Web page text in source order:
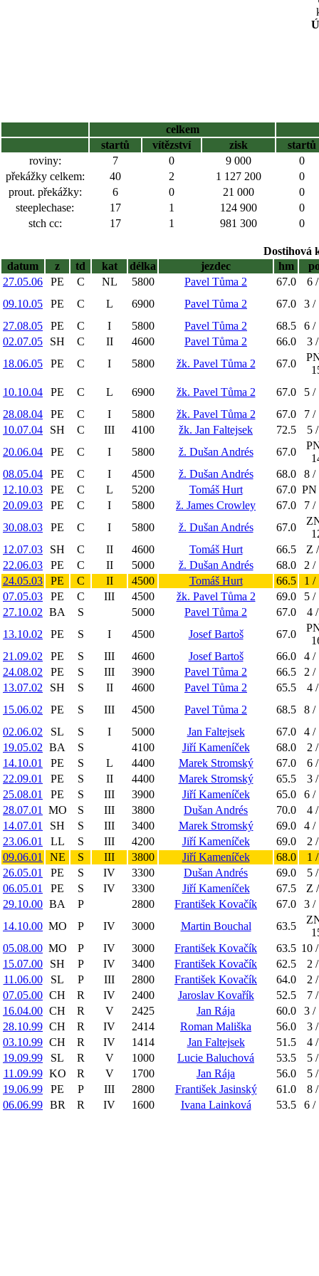
celkem
startů
vítězství zisk
startů
roviny:
7 0 9 000
0
překážky celkem:
40 2 1 127 200
0
prout. překážky:
6 0 21 000
0
steeplechase:
17 1 124 900
0
stch cc:
17 1 981 300 0
Dostihová
datum
z td kat délka jezdec hm
27.05.06
PE C NL 5800 Pavel Tůma 2 67.0
6
09.10.05
PE C L 6900 Pavel Tůma 2 67.0
3 /
27.08.05
PE C I 5800 Pavel Tůma 2 68.5
6 /
02.07.05
SH C II 4600 Pavel Tůma 2 66.0
3
18.06.05
PE C I 5800 žk. Pavel Tůma 2 67.0
10.10.04
PE C L 6900 žk. Pavel Tůma 2 67.0
5 /
28.08.04
PE C I 5800 žk. Pavel Tůma 2 67.0
7 /
10.07.04
SH C III 4100 žk. Jan Faltejsek 72.5
5
20.06.04
PE C I 5800 ž. Dušan Andrés 67.0
08.05.04
PE C I 4500 ž. Dušan Andrés 68.0
8 /
12.10.03
PE C L 5200 Tomáš Hurt 67.0 PN
20.09.03
PE C I 5800 ž. James Crowley 67.0
7 /
30.08.03
PE C I 5800 ž. Dušan Andrés 67.0
12.07.03
SH C II 4600 Tomáš Hurt 66.5
Z
22.06.03
PE C II 5000 ž. Dušan Andrés 68.0
2 /
24.05.03
PE C II 4500 Tomáš Hurt 66.5
1 /
07.05.03
PE C III 4500 žk. Pavel Tůma 2 69.0
5 /
27.10.02 BA S 5000 Pavel Tůma 2 67.0
4
13.10.02
PE S I 4500 Josef Bartoš 67.0
21.09.02
PE S III 4600 Josef Bartoš 66.0
4 /
24.08.02
PE S III 3900 Pavel Tůma 2 66.5
2 /
13.07.02
SH S II 4600 Pavel Tůma 2 65.5
4
15.06.02
PE S III 4500 Pavel Tůma 2 68.5
8 /
02.06.02
SL S I 5000 Jan Faltejsek 67.0
4 /
19.05.02 BA S 4100 Jiří Kameníček 68.0
2
14.10.01
PE S L 4400 Marek Stromský 67.0
6
22.09.01
PE S II 4400 Marek Stromský 65.5
3
25.08.01
PE S III 3900 Jiří Kameníček 65.0
6 /
28.07.01
MO S III 3800 Dušan Andrés 70.0
4
14.07.01
SH S III 3400 Marek Stromský 69.0
4 /
23.06.01
LL S III 4200 Jiří Kameníček 69.0
2
09.06.01
NE S III 3800 Jiří Kameníček 68.0
1
26.05.01
PE S IV 3300 Dušan Andrés 69.0
5
06.05.01
PE S IV 3300 Jiří Kameníček 67.5
Z
29.10.00 BA P 2800 František Kovačík 67.0
3 /
14.10.00 MO P IV 3000 Martin Bouchal 63.5
05.08.00 MO P IV 3000 František Kovačík 63.5 10
15.07.00
SH P IV 3400 František Kovačík 62.5
2
11.06.00
SL P III 2800 František Kovačík 64.0
2
07.05.00 CH R IV 2400 Jaroslav Kovařík 52.5
7
16.04.00 CH R V 2425 Jan Rája 60.0
3 /
28.10.99 CH R IV 2414 Roman Mališka 56.0
3
03.10.99 CH R IV 1414 Jan Faltejsek 51.5
4
19.09.99
SL R V 1000 Lucie Baluchová 53.5
5
11.09.99 KO R V 1700 Jan Rája 56.0
5
19.06.99
PE P III 2800 František Jasinský 61.0
8
06.06.99 BR R IV 1600 Ivana Lainková 53.5 6 /